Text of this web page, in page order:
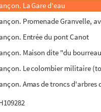
La Gare d'eau
Promenade Granvelle,
Entrée du pont Canot
Maison dite "du
Le colombier militaire
Amas de troncs